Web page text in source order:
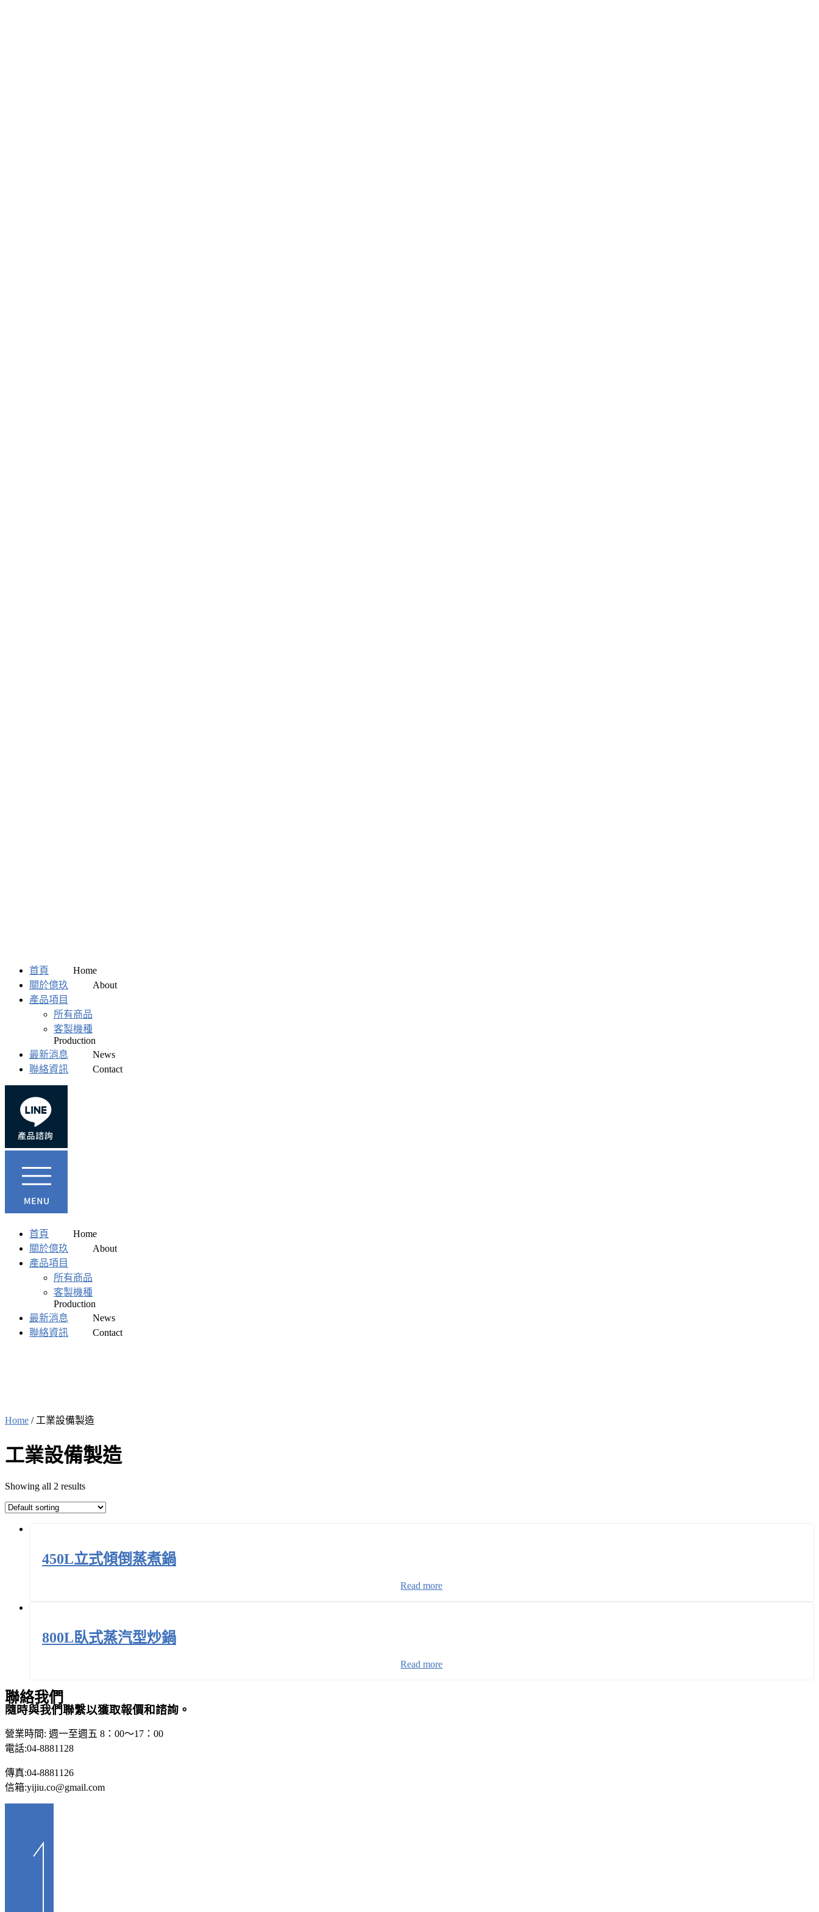
首頁
關於億玖
產品項目
所有商品
客製機種
最新消息
聯絡資訊
首頁
關於億玖
產品項目
所有商品
客製機種
最新消息
聯絡資訊
Home / 工業設備製造
工業設備製造
Showing all 2 results
450L立式傾倒蒸煮鍋
Read more
800L臥式蒸汽型炒鍋
Read more
聯絡我們
隨時與我們聯繫以獲取報價和諮詢。
營業時間: 週一至週五 8：00～17：00
電話:04-8881128
傳真:04-8881126
信箱:yijiu.co@gmail.com